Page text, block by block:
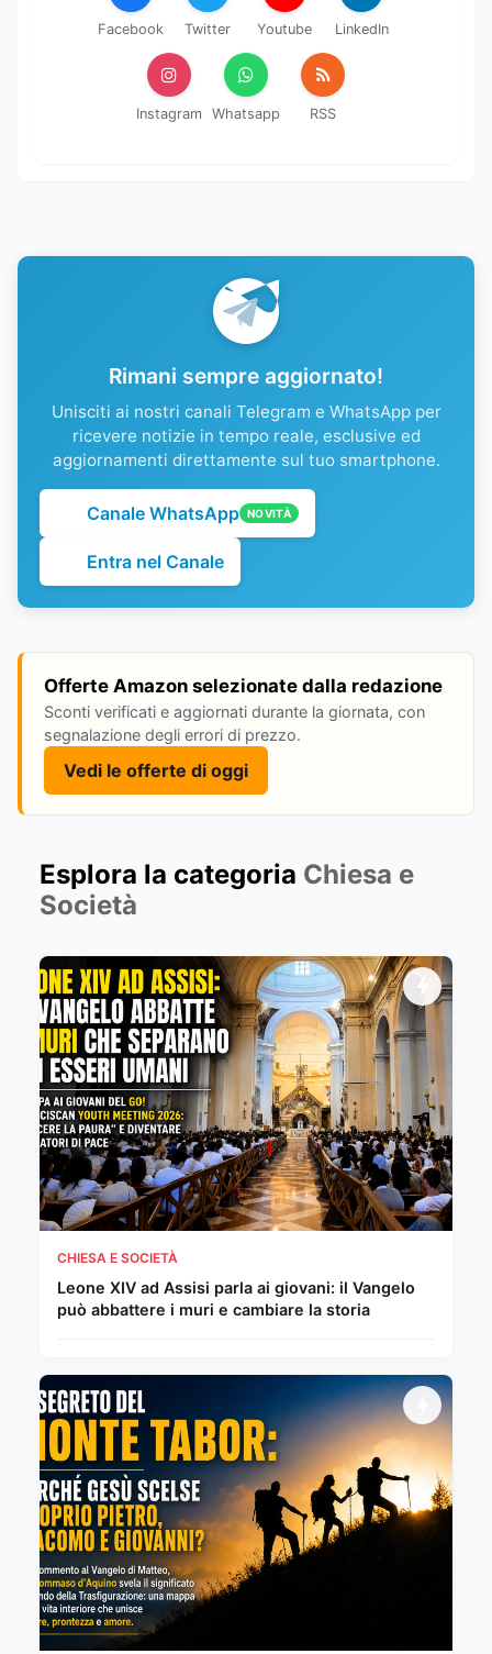
Facebook Twitter Youtube LinkedIn
Instagram Whatsapp RSS
Rimani sempre aggiornato!
Unisciti ai nostri canali Telegram e WhatsApp per
ricevere notizie in tempo reale, esclusive ed
aggiornamenti direttamente sul tuo smartphone.
Canale WhatsApp NOVITÀ
Entra nel Canale
Offerte Amazon selezionate dalla redazione
Sconti verificati e aggiornati durante la giornata, con
segnalazione degli errori di prezzo.
Vedi le offerte di oggi
Esplora la categoria Chiesa e
Società
CHIESA E SOCIETÀ
Leone XIV ad Assisi parla ai giovani: il Vangelo
può abbattere i muri e cambiare la storia